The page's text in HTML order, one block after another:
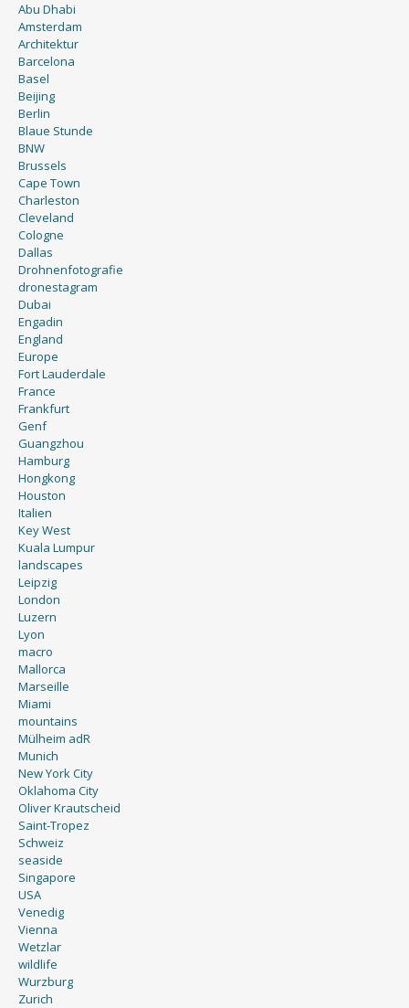
Abu Dhabi
Amsterdam
Architektur
Barcelona
Basel
Beijing
Berlin
Blaue Stunde
BNW
Brussels
Cape Town
Charleston
Cleveland
Cologne
Dallas
Drohnenfotografie
dronestagram
Dubai
Engadin
England
Europe
Fort Lauderdale
France
Frankfurt
Genf
Guangzhou
Hamburg
Hongkong
Houston
Italien
Key West
Kuala Lumpur
landscapes
Leipzig
London
Luzern
Lyon
macro
Mallorca
Marseille
Miami
mountains
Mülheim adR
Munich
New York City
Oklahoma City
Oliver Krautscheid
Saint-Tropez
Schweiz
seaside
Singapore
USA
Venedig
Vienna
Wetzlar
wildlife
Wurzburg
Zurich